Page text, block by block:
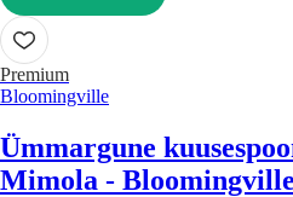
LISA OSTUKORVI
Premium
Bloomingville
Ümmargune
Mimola - Bloomingville